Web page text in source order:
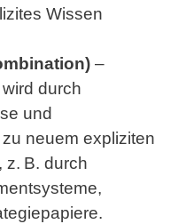
Wissen
–
durch
und
neuem expliziten
z. B. durch